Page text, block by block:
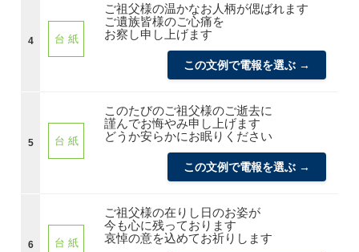
4 台 紙
ご祖父様の温かなお人柄が偲ばれます
ご遺族皆様のご心痛を
お察し申し上げます
この文例で電報を選ぶ →
5 台 紙
このたびのご祖父様のご逝去に
謹んでお悔やみ申し上げます
どうか安らかにお眠りください
この文例で電報を選ぶ →
6 台 紙
ご祖父様の在りし日のお姿が
今も心に残っております
哀悼の意を込めてお祈りします